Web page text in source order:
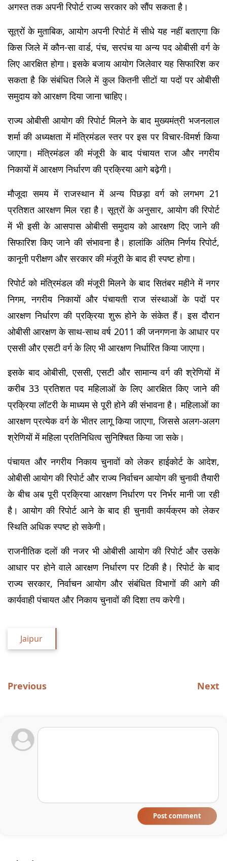
अगस्त तक अपनी रिपोर्ट राज्य सरकार को सौंप सकता है।
सूत्रों के मुताबिक, आयोग अपनी रिपोर्ट में सीधे यह नहीं बताएगा कि
किस जिले में कौन-सा वार्ड, पंच, सरपंच या अन्य पद ओबीसी वर्ग के
लिए आरक्षित होगा। इसके बजाय आयोग जिलेवार यह सिफारिश कर
सकता है कि संबंधित जिले में कुल कितनी सीटों या पदों पर ओबीसी
समुदाय को आरक्षण दिया जाना चाहिए।
राज्य ओबीसी आयोग की रिपोर्ट मिलने के बाद मुख्यमंत्री भजनलाल
शर्मा की अध्यक्षता में मंत्रिमंडल स्तर पर इस पर विचार-विमर्श किया
जाएगा। मंत्रिमंडल की मंजूरी के बाद पंचायत राज और नगरीय
निकायों में आरक्षण निर्धारण की प्रक्रिया आगे बढ़ेगी।
मौजूदा समय में राजस्थान में अन्य पिछड़ा वर्ग को लगभग 21
प्रतिशत आरक्षण मिल रहा है। सूत्रों के अनुसार, आयोग की रिपोर्ट
में भी इसी के आसपास ओबीसी समुदाय को आरक्षण दिए जाने की
सिफारिश किए जाने की संभावना है। हालांकि अंतिम निर्णय रिपोर्ट,
कानूनी परीक्षण और सरकार की मंजूरी के बाद ही स्पष्ट होगा।
रिपोर्ट को मंत्रिमंडल की मंजूरी मिलने के बाद सितंबर महीने में नगर
निगम, नगरीय निकायों और पंचायती राज संस्थाओं के पदों पर
आरक्षण निर्धारण की प्रक्रिया शुरू होने के संकेत हैं। इस दौरान
ओबीसी आरक्षण के साथ-साथ वर्ष 2011 की जनगणना के आधार पर
एससी और एसटी वर्ग के लिए भी आरक्षण निर्धारित किया जाएगा।
इसके बाद ओबीसी, एससी, एसटी और सामान्य वर्ग की श्रेणियों में
करीब 33 प्रतिशत पद महिलाओं के लिए आरक्षित किए जाने की
प्रक्रिया लॉटरी के माध्यम से पूरी होने की संभावना है। महिलाओं का
आरक्षण प्रत्येक वर्ग के भीतर लागू किया जाएगा, जिससे अलग-अलग
श्रेणियों में महिला प्रतिनिधित्व सुनिश्चित किया जा सके।
पंचायत और नगरीय निकाय चुनावों को लेकर हाईकोर्ट के आदेश,
ओबीसी आयोग की रिपोर्ट और राज्य निर्वाचन आयोग की चुनावी तैयारी
के बीच अब पूरी प्रक्रिया आरक्षण निर्धारण पर निर्भर मानी जा रही
है। आयोग की रिपोर्ट आने के बाद ही चुनावी कार्यक्रम को लेकर
स्थिति अधिक स्पष्ट हो सकेगी।
राजनीतिक दलों की नजर भी ओबीसी आयोग की रिपोर्ट और उसके
आधार पर होने वाले आरक्षण निर्धारण पर टिकी है। रिपोर्ट के बाद
राज्य सरकार, निर्वाचन आयोग और संबंधित विभागों की आगे की
कार्यवाही पंचायत और निकाय चुनावों की दिशा तय करेगी।
Jaipur
Previous Next
Post comment